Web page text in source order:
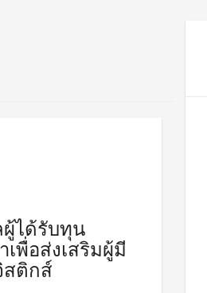
ได้รับทุน
พื่อส่งเสริมผู้มี
สติกส์